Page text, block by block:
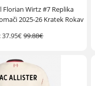
Wirtz #7 Replika
2025-26 Kratek Rokav
37.95€99.88€